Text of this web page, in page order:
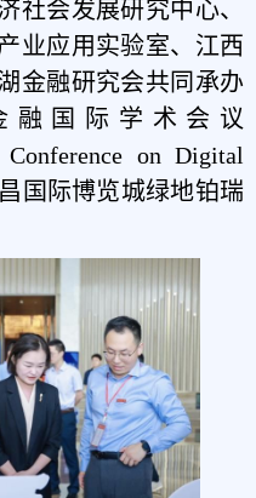
社会发展研究中心、
业应用实验室、江西
金融研究会共同承办
融国际学术会议
Conference on Digital
国际博览城绿地铂瑞